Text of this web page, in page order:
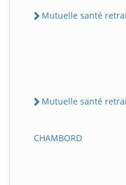
Mutuelle santé
Mutuelle santé
CHAMBORD